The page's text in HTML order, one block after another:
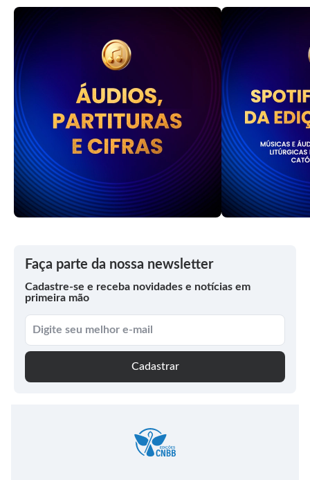
Faça parte da nossa newsletter
Cadastre-se e receba novidades e notícias em
primeira mão
Cadastrar